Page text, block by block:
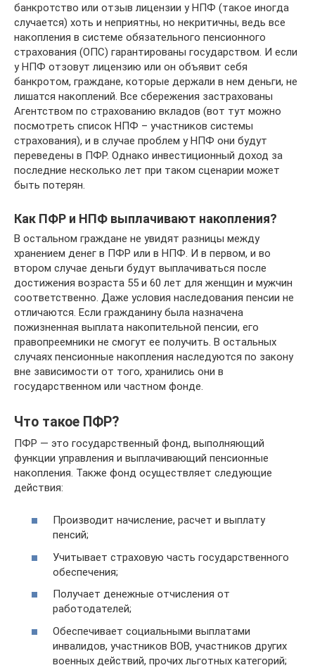
банкротство или отзыв лицензии у НПФ (такое иногда
случается) хоть и неприятны, но некритичны, ведь все
накопления в системе обязательного пенсионного
страхования (ОПС) гарантированы государством. И если
у НПФ отзовут лицензию или он объявит себя
банкротом, граждане, которые держали в нем деньги, не
лишатся накоплений. Все сбережения застрахованы
Агентством по страхованию вкладов (вот тут можно
посмотреть список НПФ – участников системы
страхования), и в случае проблем у НПФ они будут
переведены в ПФР. Однако инвестиционный доход за
последние несколько лет при таком сценарии может
быть потерян.
Как ПФР и НПФ выплачивают накопления?
В остальном граждане не увидят разницы между
хранением денег в ПФР или в НПФ. И в первом, и во
втором случае деньги будут выплачиваться после
достижения возраста 55 и 60 лет для женщин и мужчин
соответственно. Даже условия наследования пенсии не
отличаются. Если гражданину была назначена
пожизненная выплата накопительной пенсии, его
правопреемники не смогут ее получить. В остальных
случаях пенсионные накопления наследуются по закону
вне зависимости от того, хранились они в
государственном или частном фонде.
Что такое ПФР?
ПФР — это государственный фонд, выполняющий
функции управления и выплачивающий пенсионные
накопления. Также фонд осуществляет следующие
действия:
Производит начисление, расчет и выплату
пенсий;
Учитывает страховую часть государственного
обеспечения;
Получает денежные отчисления от
работодателей;
Обеспечивает социальными выплатами
инвалидов, участников ВОВ, участников других
военных действий, прочих льготных категорий;